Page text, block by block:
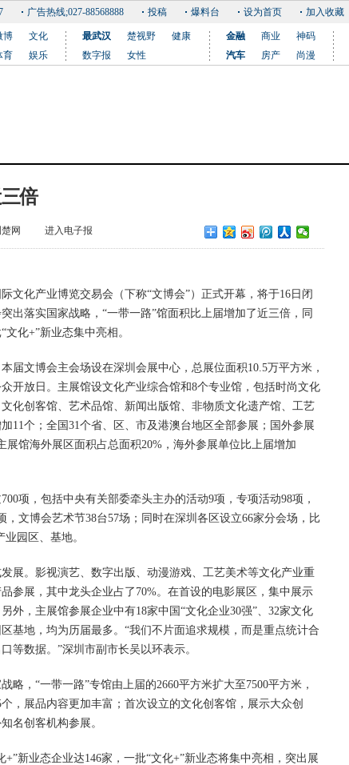
广告热线;027-88568888 投稿 爆料台 设为首页 加入收藏
博
文化
育 娱乐
最武汉 楚视野
健康
数字报
女性
金融 商业
神码
汽车
房产 尚漫
倍
网 进入电子报
化产业博览交易会（下称“文博会”）正式开幕，将于16日闭
出落实国家战略，“一带一路”馆面积比上届增加了近三倍，同
化+”新业态集中亮相。
文博会主会场设在深圳会展中心，总展位面积10.5万平方米，
开放日。主展馆设文化产业综合馆和8个专业馆，包括时尚文化
化创客馆、艺术品馆、新闻出版馆、非物质文化遗产馆、工艺
11个；全国31个省、区、市及港澳台地区全部参展；国外参展
展馆海外展区面积占总面积20%，海外参展单位比上届增加
项，包括中央有关部委牵头主办的活动9项，专项活动98项，
，文博会艺术节38台57场；同时在深圳各区设立66家分会场，比
园区、基地。
。影视演艺、数字出版、动漫游戏、工艺美术等文化产业重
参展，其中龙头企业占了70%。在首设的电影展区，集中展示
外，主展馆参展企业中有18家中国“文化企业30强”、32家文化
基地，均为历届最多。“我们不片面追求规模，而是重点统计合
等数据。”深圳市副市长吴以环表示。
，“一带一路”专馆由上届的2660平方米扩大至7500平方米，
，展品内容更加丰富；首次设立的文化创客馆，展示大众创
名创客机构参展。
新业态企业达146家，一批“文化+”新业态将集中亮相，突出展